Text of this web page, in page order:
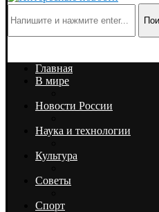
Главная
В мире
Новости России
Наука и технологии
Культура
Советы
Спорт